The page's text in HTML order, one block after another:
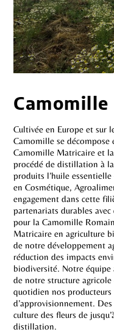
Camomille
Cultivée en Europe et sur
Camomille se décompose
Camomille Matricaire et
procédé de distillation à la
produits l’huile
en Cosmétique,
engagement dans cette
partenariats durables
pour la Camomille
Matricaire en agriculture
de notre développement
réduction des impacts
biodiversité. Notre équipe
de notre structure agricole
quotidien nos
d’approvisionnement.
culture des fleurs de
distillation.